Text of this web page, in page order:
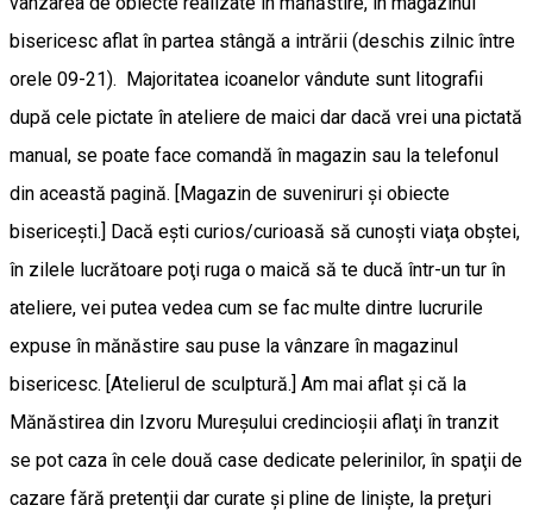
bisericesc aflat în partea stângă a intrării (deschis zilnic între
orele 09-21). Majoritatea icoanelor vândute sunt litografii
după cele pictate în ateliere de maici dar dacă vrei una pictată
manual, se poate face comandă în magazin sau la telefonul
din această pagină. [Magazin de suveniruri şi obiecte
bisericeşti.] Dacă eşti curios/curioasă să cunoşti viaţa obştei,
în zilele lucrătoare poţi ruga o maică să te ducă într-un tur în
ateliere, vei putea vedea cum se fac multe dintre lucrurile
expuse în mănăstire sau puse la vânzare în magazinul
bisericesc. [Atelierul de sculptură.] Am mai aflat şi că la
Mănăstirea din Izvoru Mureşului credincioşii aflaţi în tranzit
se pot caza în cele două case dedicate pelerinilor, în spaţii de
cazare fără pretenţii dar curate şi pline de linişte, la preţuri